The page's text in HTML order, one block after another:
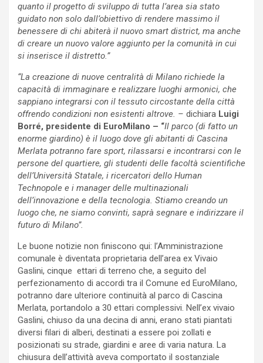
quanto il progetto di sviluppo di tutta l’area sia stato
guidato non solo dall’obiettivo di rendere massimo il
benessere di chi abiterà il nuovo smart district, ma anche
di creare un nuovo valore aggiunto per la comunità in cui
si inserisce il distretto.”
“La creazione di nuove centralità di Milano richiede la
capacità di immaginare e realizzare luoghi armonici, che
sappiano integrarsi con il tessuto circostante della città
offrendo condizioni non esistenti altrove. – dichiara Luigi
Borré, presidente di EuroMilano – “Il parco (di fatto un
enorme giardino) è il luogo dove gli abitanti di Cascina
Merlata potranno fare sport, rilassarsi e incontrarsi con le
persone del quartiere, gli studenti delle facoltà scientifiche
dell’Università Statale, i ricercatori dello Human
Technopole e i manager delle multinazionali
dell’innovazione e della tecnologia. Stiamo creando un
luogo che, ne siamo convinti, saprà segnare e indirizzare il
futuro di Milano”.
Le buone notizie non finiscono qui: l’Amministrazione
comunale è diventata proprietaria dell’area ex Vivaio
Gaslini, cinque ettari di terreno che, a seguito del
perfezionamento di accordi tra il Comune ed EuroMilano,
potranno dare ulteriore continuità al parco di Cascina
Merlata, portandolo a 30 ettari complessivi. Nell’ex vivaio
Gaslini, chiuso da una decina di anni, erano stati piantati
diversi filari di alberi, destinati a essere poi zollati e
posizionati su strade, giardini e aree di varia natura. La
chiusura dell’attività aveva comportato il sostanziale